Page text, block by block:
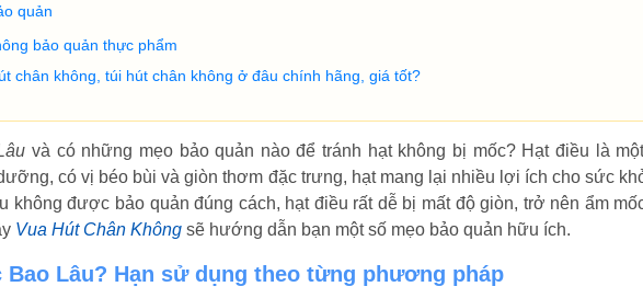
quản
bảo quản thực phẩm
chân không, túi hút chân không ở đâu chính hãng, giá tốt?
và có những mẹo bảo quản nào để tránh hạt không bị mốc? Hạt điều là
có vị béo bùi và giòn thơm đặc trưng, hạt mang lại nhiều lợi ích cho sức
không được bảo quản đúng cách, hạt điều rất dễ bị mất độ giòn, trở nên ẩm
Vua Hút Chân Không sẽ hướng dẫn bạn một số mẹo bảo quản hữu ích.
Lâu? Hạn sử dụng theo từng phương pháp